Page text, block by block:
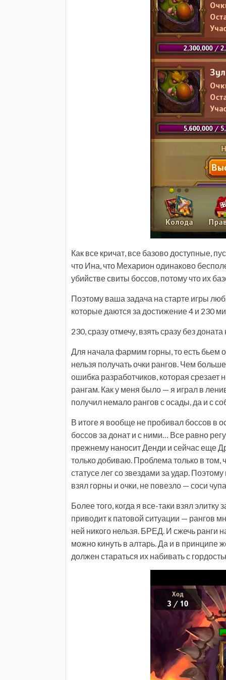
Как все кричат, все базово доступные,
что Ина, что Мехарион одинаково
убийстве свиты боссов, потому что их
Поэтому ваша задача на старте игры
которые даются за достижение 4 и 230
230, сразу отмечу, взять сразу без
Для начала фармим горны, то есть
нельзя получать очки рангов. Чем
ошибка разработчиков, которая
рангам. Как у меня было — я играл в
получил немало рангов с осады, да и с
В итоге я вообще не пробивал боссов в
боссов за донат и с ними… Все равно
прежнему наносит Денди и сейчас еще
только добиваю. Проблема только в
статусе лег со звездами за удар.
взял горны и очки, не повезло — соси
Более того, когда я все-таки взял
приводит к патовой ситуации — рангов
ней никого нельзя. БРЕД. И сжечь ранги
можно кинуть в алтарь. Да и в принципе
должен стараться их набивать с